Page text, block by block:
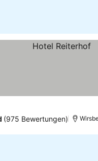
(975 Bewertungen)